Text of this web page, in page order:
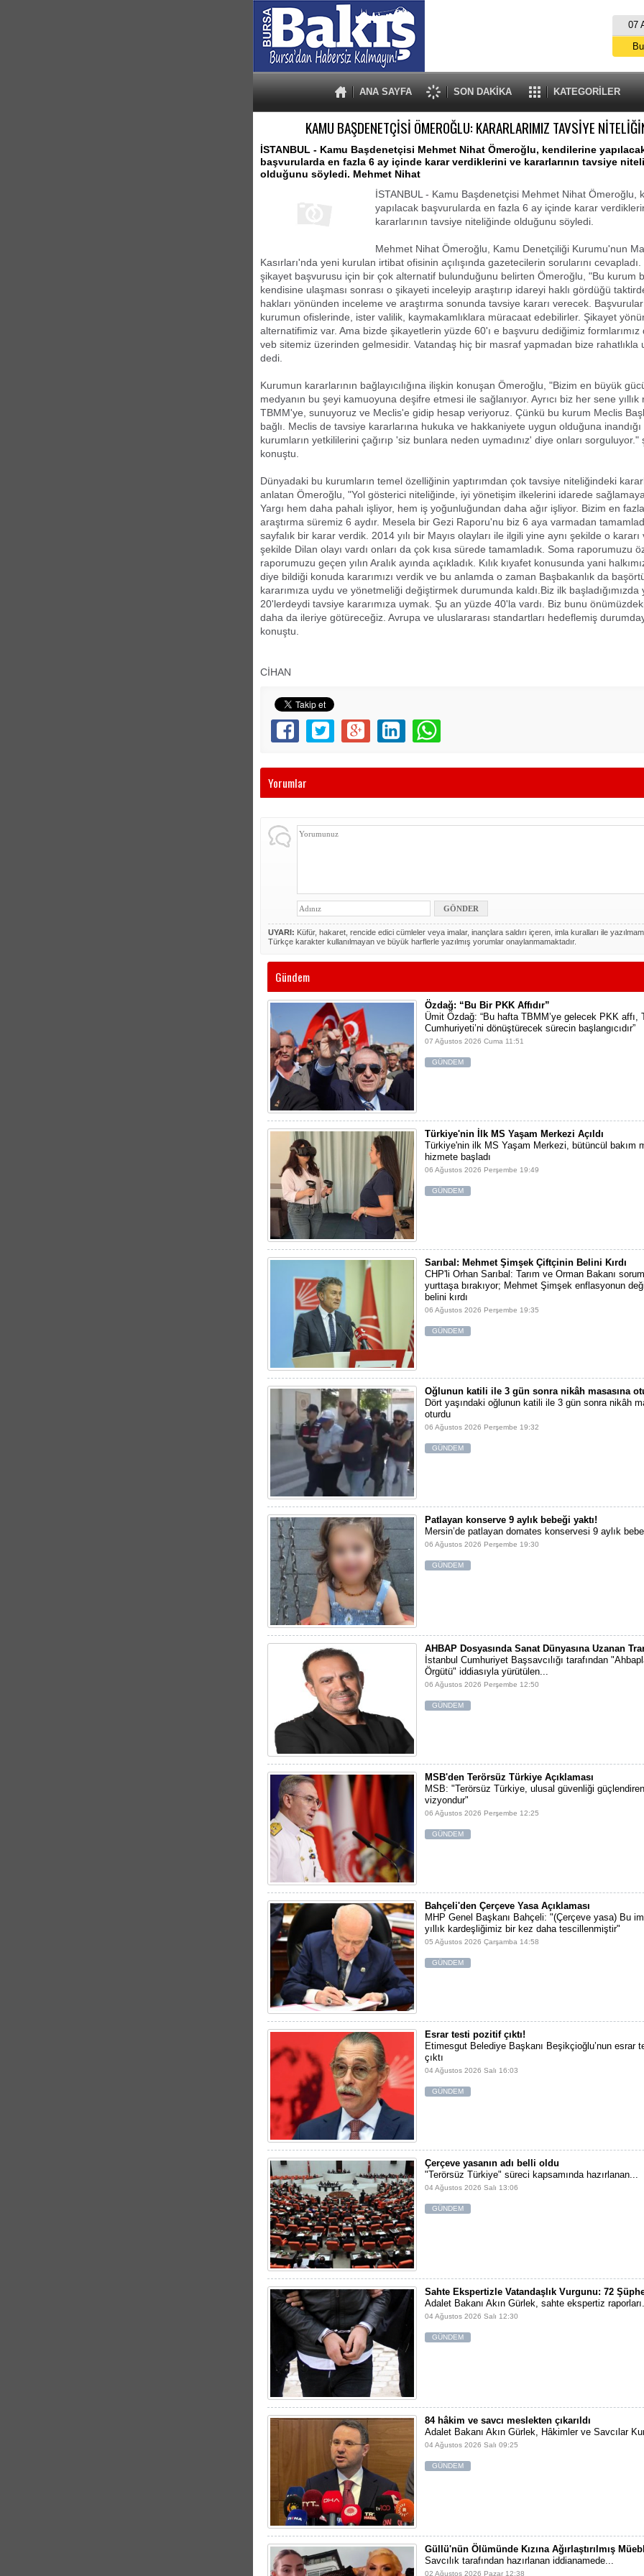
07
ANA SAYFA SON DAKİKA KATEGORİLER
KAMU BAŞDENETÇİSİ ÖMEROĞLU: KARARLARIMIZ TAVSİYE
İSTANBUL - Kamu Başdenetçisi Mehmet Nihat Ömeroğlu, kendilerine
başvurularda en fazla 6 ay içinde karar verdiklerini ve kararlarının tavsiye
olduğunu söyledi. Mehmet Nihat
İSTANBUL - Kamu Başdenetçisi Mehmet Nihat Ömeroğlu,
yapılacak başvurularda en fazla 6 ay içinde karar
kararlarının tavsiye niteliğinde olduğunu söyledi.
Mehmet Nihat Ömeroğlu, Kamu Denetçiliği Kurumu'nun
Kasırları'nda yeni kurulan irtibat ofisinin açılışında gazetecilerin sorularını
şikayet başvurusu için bir çok alternatif bulunduğunu belirten Ömeroğlu, "Bu kurum
kendisine ulaşması sonrası o şikayeti inceleyip araştırıp idareyi haklı gördüğü
hakları yönünden inceleme ve araştırma sonunda tavsiye kararı verecek.
kurumun ofislerinde, ister valilik, kaymakamlıklara müracaat edebilirler. Şikayet
alternatifimiz var. Ama bizde şikayetlerin yüzde 60'ı e başvuru dediğimiz
veb sitemiz üzerinden gelmesidir. Vatandaş hiç bir masraf yapmadan bize rahatlıkla
dedi.
Kurumun kararlarının bağlayıcılığına ilişkin konuşan Ömeroğlu, "Bizim en büyük
medyanın bu şeyi kamuoyuna deşifre etmesi ile sağlanıyor. Ayrıcı biz her sene
TBMM'ye, sunuyoruz ve Meclis'e gidip hesap veriyoruz. Çünkü bu kurum Meclis
bağlı. Meclis de tavsiye kararlarına hukuka ve hakkaniyete uygun olduğuna
kurumların yetkililerini çağırıp 'siz bunlara neden uymadınız' diye onları sorguluyor."
konuştu.
Dünyadaki bu kurumların temel özelliğinin yaptırımdan çok tavsiye niteliğindeki
anlatan Ömeroğlu, "Yol gösterici niteliğinde, iyi yönetişim ilkelerini idarede sağlamaya
Yargı hem daha pahalı işliyor, hem iş yoğunluğundan daha ağır işliyor. Bizim en
araştırma süremiz 6 aydır. Mesela bir Gezi Raporu'nu biz 6 aya varmadan
sayfalık bir karar verdik. 2014 yılı bir Mayıs olayları ile ilgili yine aynı şekilde o kararı
şekilde Dilan olayı vardı onları da çok kısa sürede tamamladık. Soma raporumuzu
raporumuzu geçen yılın Aralık ayında açıkladık. Kılık kıyafet konusunda yani
diye bildiği konuda kararımızı verdik ve bu anlamda o zaman Başbakanlık da
kararımıza uydu ve yönetmeliği değiştirmek durumunda kaldı.Biz ilk başladığımızda
20'lerdeydi tavsiye kararımıza uymak. Şu an yüzde 40'la vardı. Biz bunu
daha da ileriye götüreceğiz. Avrupa ve uluslararası standartları hedeflemiş
konuştu.
CİHAN
Yorumlar
UYARI: Küfür, hakaret, rencide edici cümleler veya imalar, inançlara saldırı içeren, imla kuralları ile
Türkçe karakter kullanılmayan ve büyük harflerle yazılmış yorumlar onaylanmamaktadır.
Gündem
Özdağ: “Bu Bir PKK Affıdır”
Ümit Özdağ: “Bu hafta TBMM’ye gelecek PKK affı,
Cumhuriyeti’ni dönüştürecek sürecin başlangıcıdır”
07 Ağustos 2026 Cuma 11:51
GÜNDEM
Türkiye'nin İlk MS Yaşam Merkezi Açıldı
Türkiye'nin ilk MS Yaşam Merkezi, bütüncül bakım
hizmete başladı
06 Ağustos 2026 Perşembe 19:49
GÜNDEM
Sarıbal: Mehmet Şimşek Çiftçinin Belini Kırdı
CHP'li Orhan Sarıbal: Tarım ve Orman Bakanı
yurttaşa bırakıyor; Mehmet Şimşek enflasyonun
belini kırdı
06 Ağustos 2026 Perşembe 19:35
GÜNDEM
Oğlunun katili ile 3 gün sonra nikâh masasına
Dört yaşındaki oğlunun katili ile 3 gün sonra nikâh
oturdu
06 Ağustos 2026 Perşembe 19:32
GÜNDEM
Patlayan konserve 9 aylık bebeği yaktı!
Mersin’de patlayan domates konservesi 9 aylık
06 Ağustos 2026 Perşembe 19:30
GÜNDEM
AHBAP Dosyasında Sanat Dünyasına Uzanan
İstanbul Cumhuriyet Başsavcılığı tarafından
Örgütü" iddiasıyla yürütülen...
06 Ağustos 2026 Perşembe 12:50
GÜNDEM
MSB'den Terörsüz Türkiye Açıklaması
MSB: "Terörsüz Türkiye, ulusal güvenliği
vizyondur"
06 Ağustos 2026 Perşembe 12:25
GÜNDEM
Bahçeli'den Çerçeve Yasa Açıklaması
MHP Genel Başkanı Bahçeli: "(Çerçeve yasa) Bu
yıllık kardeşliğimiz bir kez daha tescillenmiştir"
05 Ağustos 2026 Çarşamba 14:58
GÜNDEM
Esrar testi pozitif çıktı!
Etimesgut Belediye Başkanı Beşikçioğlu’nun esrar
çıktı
04 Ağustos 2026 Salı 16:03
GÜNDEM
Çerçeve yasanın adı belli oldu
"Terörsüz Türkiye" süreci kapsamında hazırlanan...
04 Ağustos 2026 Salı 13:06
GÜNDEM
Sahte Ekspertizle Vatandaşlık Vurgunu: 72
Adalet Bakanı Akın Gürlek, sahte ekspertiz
04 Ağustos 2026 Salı 12:30
GÜNDEM
84 hâkim ve savcı meslekten çıkarıldı
Adalet Bakanı Akın Gürlek, Hâkimler ve Savcılar
04 Ağustos 2026 Salı 09:25
GÜNDEM
Güllü'nün Ölümünde Kızına Ağırlaştırılmış
Savcılık tarafından hazırlanan iddianamede...
02 Ağustos 2026 Pazar 12:38